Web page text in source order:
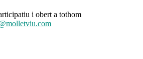
i obert a tothom